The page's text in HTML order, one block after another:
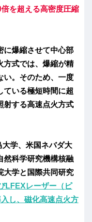
を超える高密度圧縮
爆縮させて中心部
方式では、爆縮が精
い。そのため、一度
ている極短時間に超
射する高速点火方式
学、米国ネバダ大
然科学研究機構核融
大学と国際共同研究
LFEXレーザー（ピ
し、 磁化高速点火方